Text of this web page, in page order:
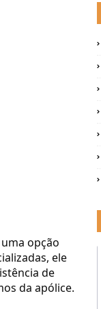
opção
ele
de
da apólice.